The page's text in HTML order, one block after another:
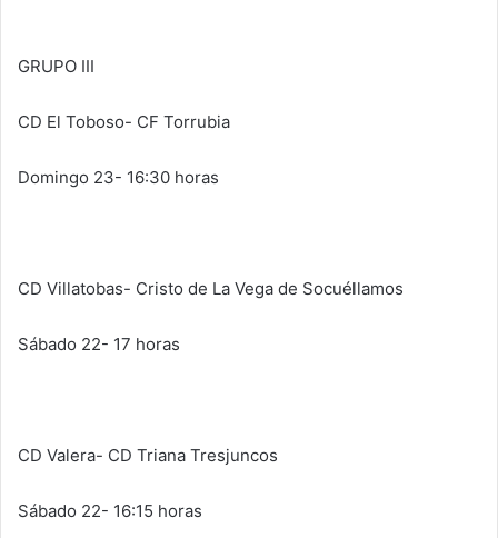
GRUPO III
CD El Toboso- CF Torrubia
Domingo 23- 16:30 horas
CD Villatobas- Cristo de La Vega de Socuéllamos
Sábado 22- 17 horas
CD Valera- CD Triana Tresjuncos
Sábado 22- 16:15 horas